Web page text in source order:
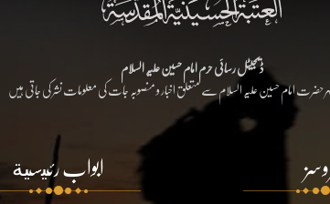
ڈیجیٹل رسائی حرم امام حسین علیہ السلام
حضرت امام حسین علیہ السلام سے متعلق اخبار و منصوبہ جات کی معلومات نشر کی جاتی ہیں
ابواب رئيسية